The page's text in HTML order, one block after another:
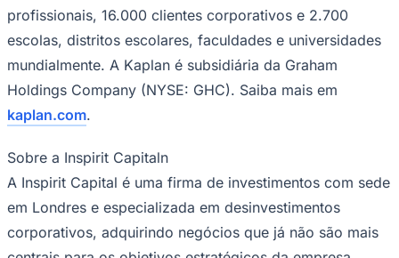
profissionais, 16.000 clientes corporativos e 2.700
escolas, distritos escolares, faculdades e universidades
mundialmente. A Kaplan é subsidiária da Graham
Holdings Company (NYSE: GHC). Saiba mais em
kaplan.com.
Sobre a Inspirit Capitaln
A Inspirit Capital é uma firma de investimentos com sede
em Londres e especializada em desinvestimentos
corporativos, adquirindo negócios que já não são mais